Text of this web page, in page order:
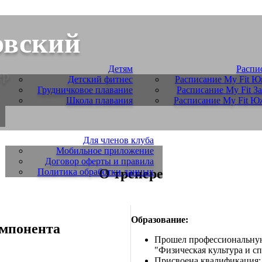
Детям
Детский фитнес
Грудничковое плавание
Школа плавания
Расписание My Fit
Расписание My Fit
Расписание My Fit
Для членов клуба
Мобильное приложение
Договор оферты и правила
Политика обработки данных
О тренере
Образование:
Прошел
"Физическая культура и